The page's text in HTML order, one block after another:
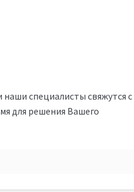
специалисты свяжутся с
для решения Вашего